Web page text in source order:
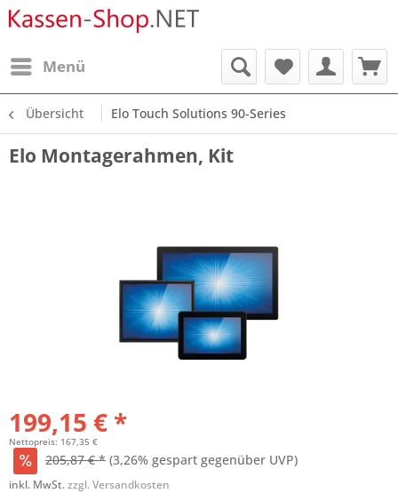
Menü
Übersicht Elo Touch Solutions 90-Series
Elo Montagerahmen, Kit
199,15 € *
Nettopreis: 167,35 €
205,87 € * (3,26% gespart gegenüber UVP)
inkl. MwSt.zzgl. Versandkosten